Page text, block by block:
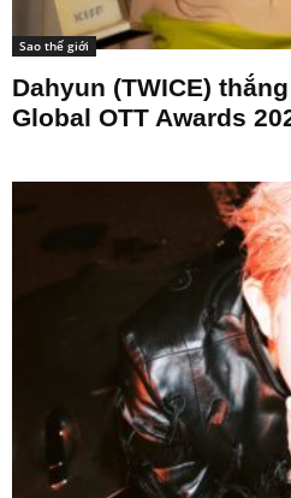
Sao thế giới
Dahyun (TWICE)
Global OTT Awards